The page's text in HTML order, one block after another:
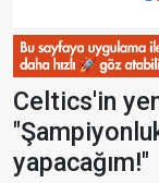
Celtics'in
yapacağım!"